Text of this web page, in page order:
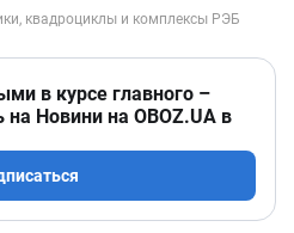
в курсе главного –
на Новини на OBOZ.UA в